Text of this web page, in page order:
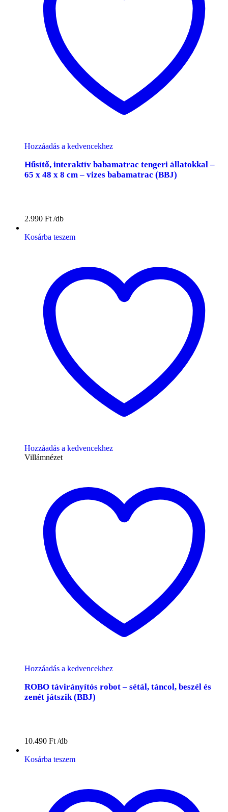
Hozzáadás a kedvencekhez
Hűsítő, interaktív babamatrac tengeri állatokkal –
65 x 48 x 8 cm – vizes babamatrac (BBJ)
2.990 Ft
Kosárba teszem
Hozzáadás a kedvencekhez
Villámnézet
Hozzáadás a kedvencekhez
ROBO távirányítós robot – sétál, táncol, beszél és
zenét játszik (BBJ)
10.490 Ft
Kosárba teszem